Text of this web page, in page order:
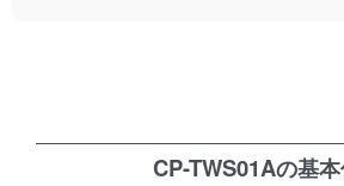
CP-TWS01Aの基